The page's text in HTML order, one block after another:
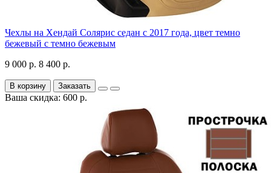
Чехлы на Хендай Солярис седан с 2017 года, цвет темно
бежевый с темно бежевым
9 000 р. 8 400 р.
В корзину Заказать
Ваша скидка: 600 р.